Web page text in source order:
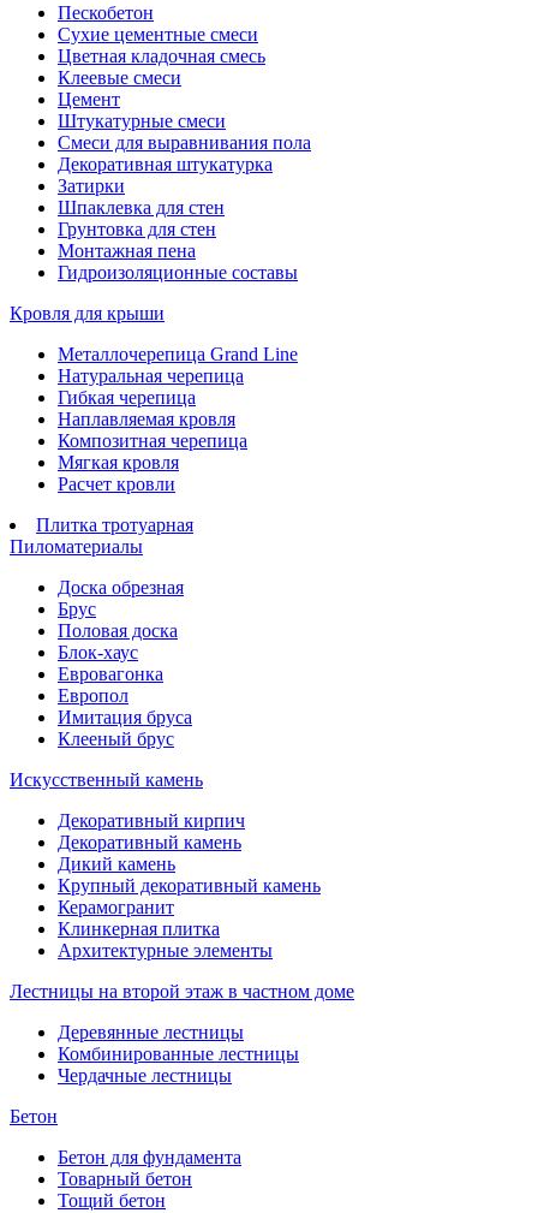
Пескобетон
Сухие цементные смеси
Цветная кладочная смесь
Клеевые смеси
Цемент
Штукатурные смеси
Смеси для выравнивания пола
Декоративная штукатурка
Затирки
Шпаклевка для стен
Грунтовка для стен
Монтажная пена
Гидроизоляционные составы
Кровля для крыши
Металлочерепица Grand Line
Натуральная черепица
Гибкая черепица
Наплавляемая кровля
Композитная черепица
Мягкая кровля
Расчет кровли
Плитка тротуарная
Пиломатериалы
Доска обрезная
Брус
Половая доска
Блок-хаус
Евровагонка
Европол
Имитация бруса
Клееный брус
Искусственный камень
Декоративный кирпич
Декоративный камень
Дикий камень
Крупный декоративный камень
Керамогранит
Клинкерная плитка
Архитектурные элементы
Лестницы на второй этаж в частном доме
Деревянные лестницы
Комбинированные лестницы
Чердачные лестницы
Бетон
Бетон для фундамента
Товарный бетон
Тощий бетон